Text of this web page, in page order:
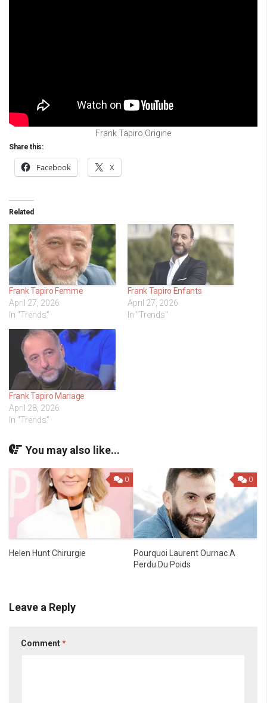
Frank Tapiro Origine
Share this:
Facebook X
Related
Frank Tapiro Femme
April 27, 2026
In "Trends"
Frank Tapiro Enfants
April 27, 2026
In "Trends"
Frank Tapiro Mariage
April 28, 2026
In "Trends"
You may also like...
0
Helen Hunt Chirurgie
0
Pourquoi Laurent Ournac A
Perdu Du Poids
Leave a Reply
Comment*